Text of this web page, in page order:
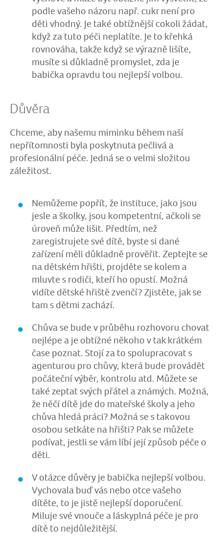
podle vašeho názoru např. cukr není pro
děti vhodný. Je také obtížnější cokoli žádat,
když za tuto péči neplatíte. Je to křehká
rovnováha, takže když se výrazně lišíte,
musíte si důkladně promyslet, zda je
babička opravdu tou nejlepší volbou.
Důvěra
Chceme, aby našemu miminku během naší
nepřítomnosti byla poskytnuta pečlivá a
profesionální péče. Jedná se o velmi složitou
záležitost.
Nemůžeme popřít, že instituce, jako jsou
jesle a školky, jsou kompetentní, ačkoli se
úroveň může lišit. Předtím, než
zaregistrujete své dítě, byste si dané
zařízení měli důkladně prověřit. Zeptejte se
na dětském hřišti, projděte se kolem a
mluvte s rodiči, kteří ho opustí. Možná
vidíte dětské hřiště zvenčí? Zjistěte, jak se
tam s dětmi zachází.
Chůva se bude v průběhu rozhovoru chovat
nejlépe a je obtížné někoho v tak krátkém
čase poznat. Stojí za to spolupracovat s
agenturou pro chůvy, která bude provádět
počáteční výběr, kontrolu atd. Můžete se
také zeptat svých přátel a známých. Možná,
že něčí dítě jde do mateřské školy a jeho
chůva hledá práci? Možná se s takovou
osobou setkáte na hřišti? Pak se můžete
podívat, jestli se vám líbí její způsob péče o
děti.
V otázce důvěry je babička nejlepší volbou.
Vychovala buď vás nebo otce vašeho
dítěte, to je jistě nejlepší doporučení.
Miluje své vnouče a láskyplná péče je pro
dítě to nejdůležitější.